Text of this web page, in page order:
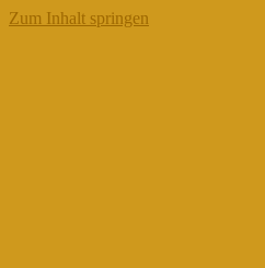
Zum Inhalt springen